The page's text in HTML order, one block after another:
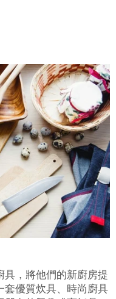
，將他們的新廚房提
套優質炊具、時尚廚具